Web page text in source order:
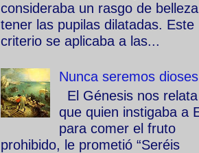
consideraba un rasgo de
tener las pupilas dilatadas. Este
criterio se aplicaba a las...
Nunca seremos dioses
El Génesis nos relata
que quien instigaba a
para comer el fruto
prohibido, le prometió “Seréis